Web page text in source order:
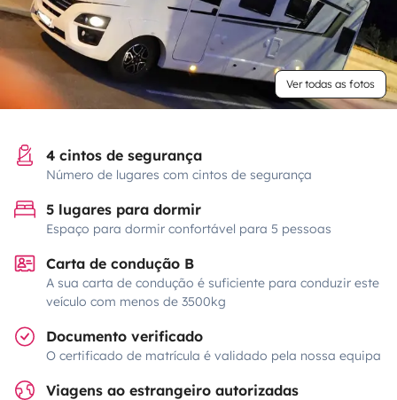
Ver todas as fotos
4 cintos de segurança
Número de lugares com cintos de segurança
5 lugares para dormir
Espaço para dormir confortável para 5 pessoas
Carta de condução B
A sua carta de condução é suficiente para conduzir este
veículo com menos de 3500kg
Documento verificado
O certificado de matrícula é validado pela nossa equipa
Viagens ao estrangeiro autorizadas